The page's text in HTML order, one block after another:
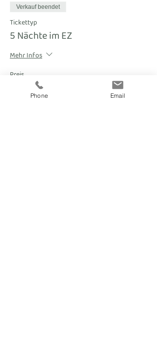
Verkauf beendet
Tickettyp
5 Nächte im EZ
Mehr Infos
Preis
€ 755,00
Phone Email